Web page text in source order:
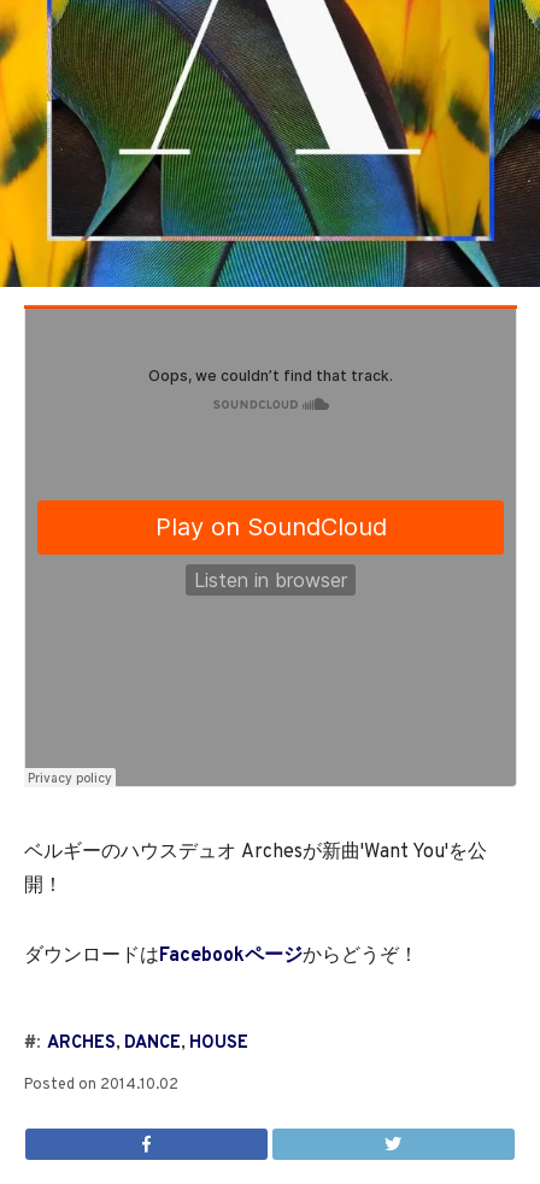
ベルギーのハウスデュオ Archesが新曲'Want You'を公
開！
ダウンロードはFacebookページからどうぞ！
#: ARCHES, DANCE, HOUSE
Posted on 2014.10.02